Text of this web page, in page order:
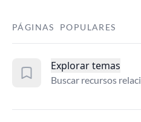
PÁGINAS POPULARES
Explorar temas
Buscar recursos